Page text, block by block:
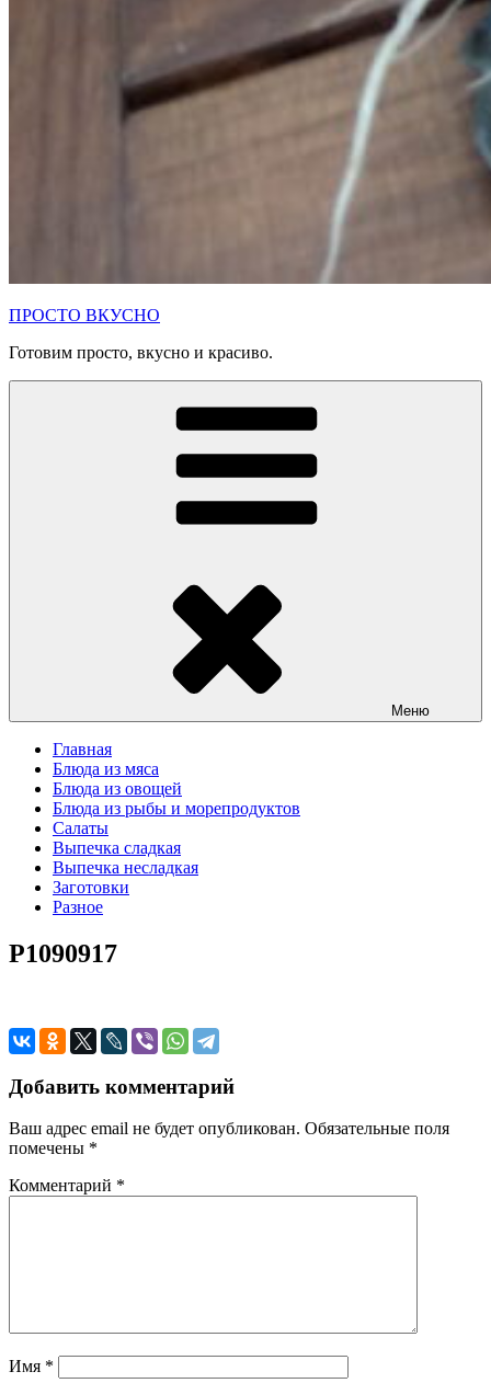
ПРОСТО ВКУСНО
Готовим просто, вкусно и красиво.
Меню
Главная
Блюда из мяса
Блюда из овощей
Блюда из рыбы и морепродуктов
Салаты
Выпечка сладкая
Выпечка несладкая
Заготовки
Разное
P1090917
Добавить комментарий
Ваш адрес email не будет опубликован. Обязательные поля
помечены *
Комментарий *
Имя *